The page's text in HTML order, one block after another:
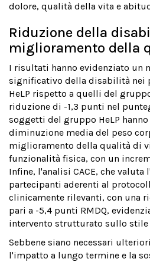
dolore, qualità della vita e
Riduzione della
miglioramento della
I risultati hanno evidenziato un
significativo della disabilità nei
HeLP rispetto a quelli del
riduzione di -1,3 punti nel
soggetti del gruppo HeLP
diminuzione media del peso
miglioramento della qualità di
funzionalità fisica, con un
Infine, l'analisi CACE, che
partecipanti aderenti al
clinicamente rilevanti, con una
pari a -5,4 punti RMDQ,
intervento strutturato sullo stile
Sebbene siano necessari
l'impatto a lungo termine e la